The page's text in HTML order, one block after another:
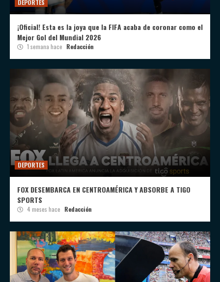
DEPORTES
¡Oficial! Esta es la joya que la FIFA acaba de coronar como el
Mejor Gol del Mundial 2026
1 semana hace Redacción
DEPORTES
FOX DESEMBARCA EN CENTROAMÉRICA Y ABSORBE A TIGO
SPORTS
4 meses hace Redacción